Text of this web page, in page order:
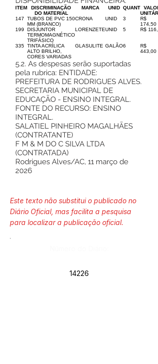
ITEM
DISCRIMINAÇÃO
DO MATERIAL
MARCA UNID QUANT
VALOR
147
TUBOS DE PVC 150
MM (BRANCO)
CRONA UNID 3
R$
174,50
199
DISJUNTOR
TERMOMAGNÉTICO
TRIFÁSICO
LORENZETEUNID 5 R$
335 TINTA ACRÍLICA
ALTO BRILHO,
CORES VARIADAS
GLASULITE GALÃO6
R$
443,00
5.2. As despesas serão suportadas
pela rubrica: ENTIDADE:
PREFEITURA DE RODRIGUES ALVES.
SECRETARIA MUNICIPAL DE
EDUCAÇÃO - ENSINO INTEGRAL.
FONTE DO RECURSO: ENSINO
INTEGRAL.
SALATIEL PINHEIRO MAGALHÃES
(CONTRATANTE)
F M & M DO C SILVA LTDA
(CONTRATADA)
Rodrigues Alves/AC, 11 março de
2026
Este texto não substitui o publicado no
Diário Oficial, mas facilita a pesquisa
para localizar a publicação oficial.
14226